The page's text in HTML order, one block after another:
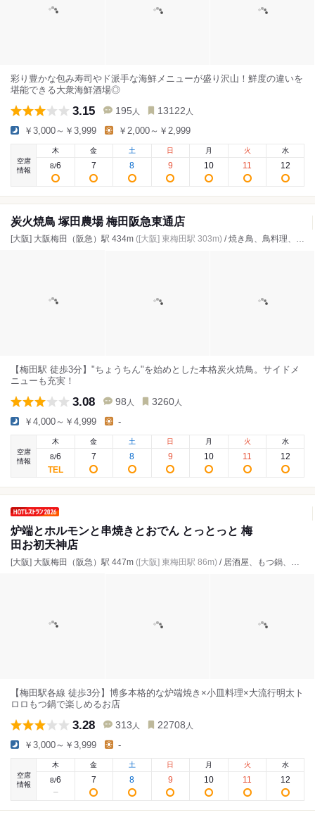
彩り豊かな包み寿司やド派手な海鮮メニューが盛り沢山！鮮度の違いを
堪能できる大衆海鮮酒場◎
3.15 195 人 13122 人
￥3,000～￥3,999 ￥2,000～￥2,999
空席
情報
木
8/6
金
7
土
8
日
9
月
10
火
11
水
12
炭火焼鳥 塚田農場 梅田阪急東通店
[大阪] 大阪梅田（阪急）駅 434m ([大阪] 東梅田駅 303m) / 焼き鳥、鳥料理、居酒屋
【梅田駅 徒歩3分】"ちょうちん"を始めとした本格炭火焼鳥。サイドメ
ニューも充実！
3.08 98 人 3260 人
￥4,000～￥4,999 -
空席
情報
木
8/6
金
7
土
8
日
9
月
10
火
11
水
12
炉端とホルモンと串焼きとおでん とっとっと 梅
田お初天神店
[大阪] 大阪梅田（阪急）駅 447m ([大阪] 東梅田駅 86m) / 居酒屋、もつ鍋、焼き鳥
【梅田駅各線 徒歩3分】博多本格的な炉端焼き×小皿料理×大流行明太ト
ロロもつ鍋で楽しめるお店
3.28 313 人 22708 人
￥3,000～￥3,999 -
空席
情報
木
8/6
金
7
土
8
日
9
月
10
火
11
水
12